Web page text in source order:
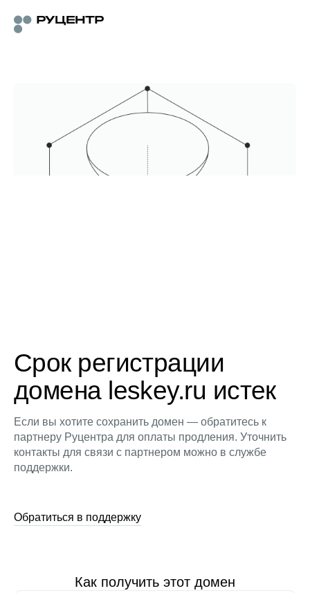
Срок регистрации
домена leskey.ru истек
Если вы хотите сохранить домен — обратитесь к
партнеру Руцентра для оплаты продления. Уточнить
контакты для связи с партнером можно в службе
поддержки.
Обратиться в поддержку
Как получить этот домен